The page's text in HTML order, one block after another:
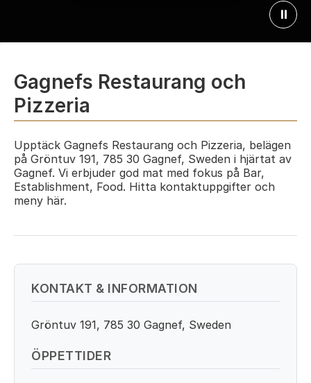
⏸
Gagnefs Restaurang och
Pizzeria
Upptäck Gagnefs Restaurang och Pizzeria, belägen
på Gröntuv 191, 785 30 Gagnef, Sweden i hjärtat av
Gagnef. Vi erbjuder god mat med fokus på Bar,
Establishment, Food. Hitta kontaktuppgifter och
meny här.
KONTAKT & INFORMATION
Gröntuv 191, 785 30 Gagnef, Sweden
ÖPPETTIDER